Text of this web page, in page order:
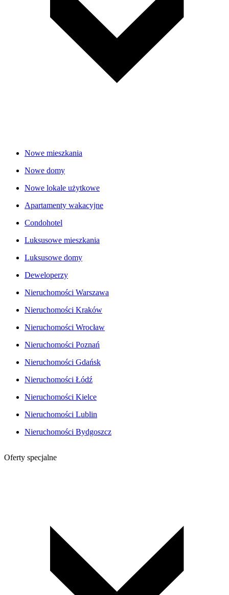
Nowe mieszkania
Nowe domy
Nowe lokale użytkowe
Apartamenty wakacyjne
Condohotel
Luksusowe mieszkania
Luksusowe domy
Deweloperzy
Nieruchomości Warszawa
Nieruchomości Kraków
Nieruchomości Wrocław
Nieruchomości Poznań
Nieruchomości Gdańsk
Nieruchomości Łódź
Nieruchomości Kielce
Nieruchomości Lublin
Nieruchomości Bydgoszcz
Oferty specjalne